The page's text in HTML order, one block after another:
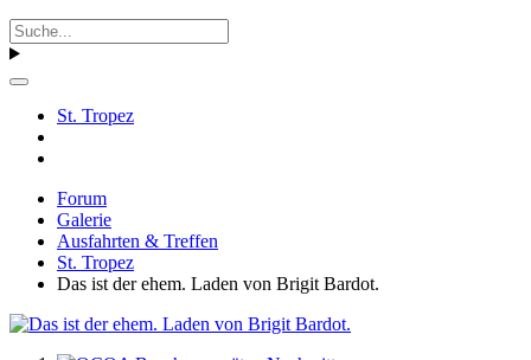
St. Tropez
Forum
Galerie
Ausfahrten & Treffen
St. Tropez
Das ist der ehem. Laden von Brigit Bardot.